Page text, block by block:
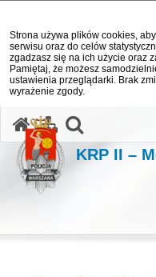
Strona używa plików cookies,
serwisu oraz do celów
zgadzasz się na ich użycie oraz
Pamiętaj, że możesz
ustawienia przeglądarki. Brak
wyrażenie zgody.
KRP II –